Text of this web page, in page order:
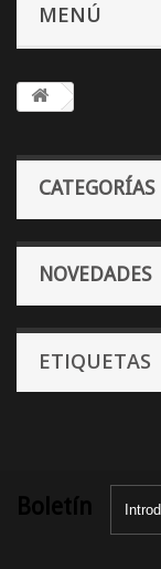
MENÚ
CATEGORÍAS
NOVEDADES
ETIQUETAS
Boletín